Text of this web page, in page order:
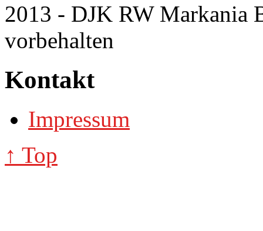
2013 - DJK RW Markania
vorbehalten
Kontakt
Impressum
↑ Top